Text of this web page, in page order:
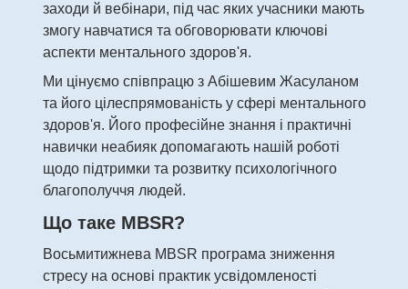
заходи й вебінари, під час яких учасники мають
змогу навчатися та обговорювати ключові
аспекти ментального здоров'я.
Ми цінуємо співпрацю з Абішевим Жасуланом
та його цілеспрямованість у сфері ментального
здоров'я. Його професійне знання і практичні
навички неабияк допомагають нашій роботі
щодо підтримки та розвитку психологічного
благополуччя людей.
Що таке MBSR?
Восьмитижнева MBSR програма зниження
стресу на основі практик усвідомленості